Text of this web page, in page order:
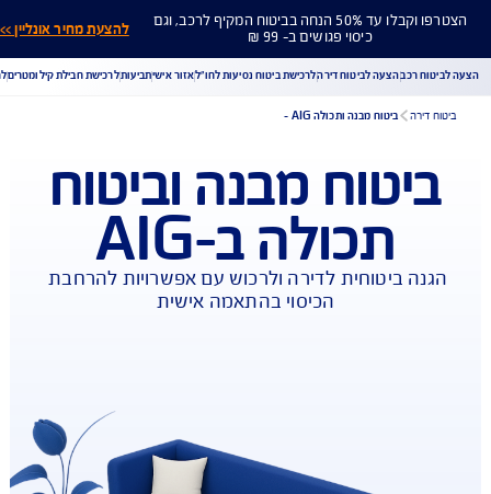
הצטרפו וקבלו עד 50% הנחה בביטוח המקיף לרכב, וגם
כיסוי פגושים ב- 99 ₪ להצעת מחיר אונליין >>
הורדת מסמכי ביטוח רכב
הצעת מחיר לביטוח רכב
מחיר לביטוח דירה
ביטוח נסיעות לחו"ל
ביטוח בריאות
תביעת רכב
רכישת חבילת קילומטרים רכישת ביטוח יומי
רכב הצעה לביטוח דירה לרכישת ביטוח נסיעות לחו"ל אזור אישי תביעות לרכישת חבילת קילומטרים
מבנה וביטוח
תכולה ב-AIG
ביטוחית לדירה ולרכוש עם אפשרויות להרחבת